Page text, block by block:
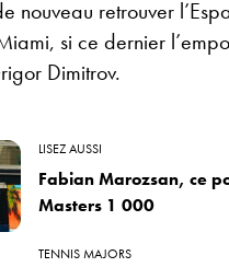
nouveau retrouver
si ce dernier
Dimitrov.
LISEZ AUSSI
Fabian Marozsan, ce
Masters 1 000
TENNIS MAJORS